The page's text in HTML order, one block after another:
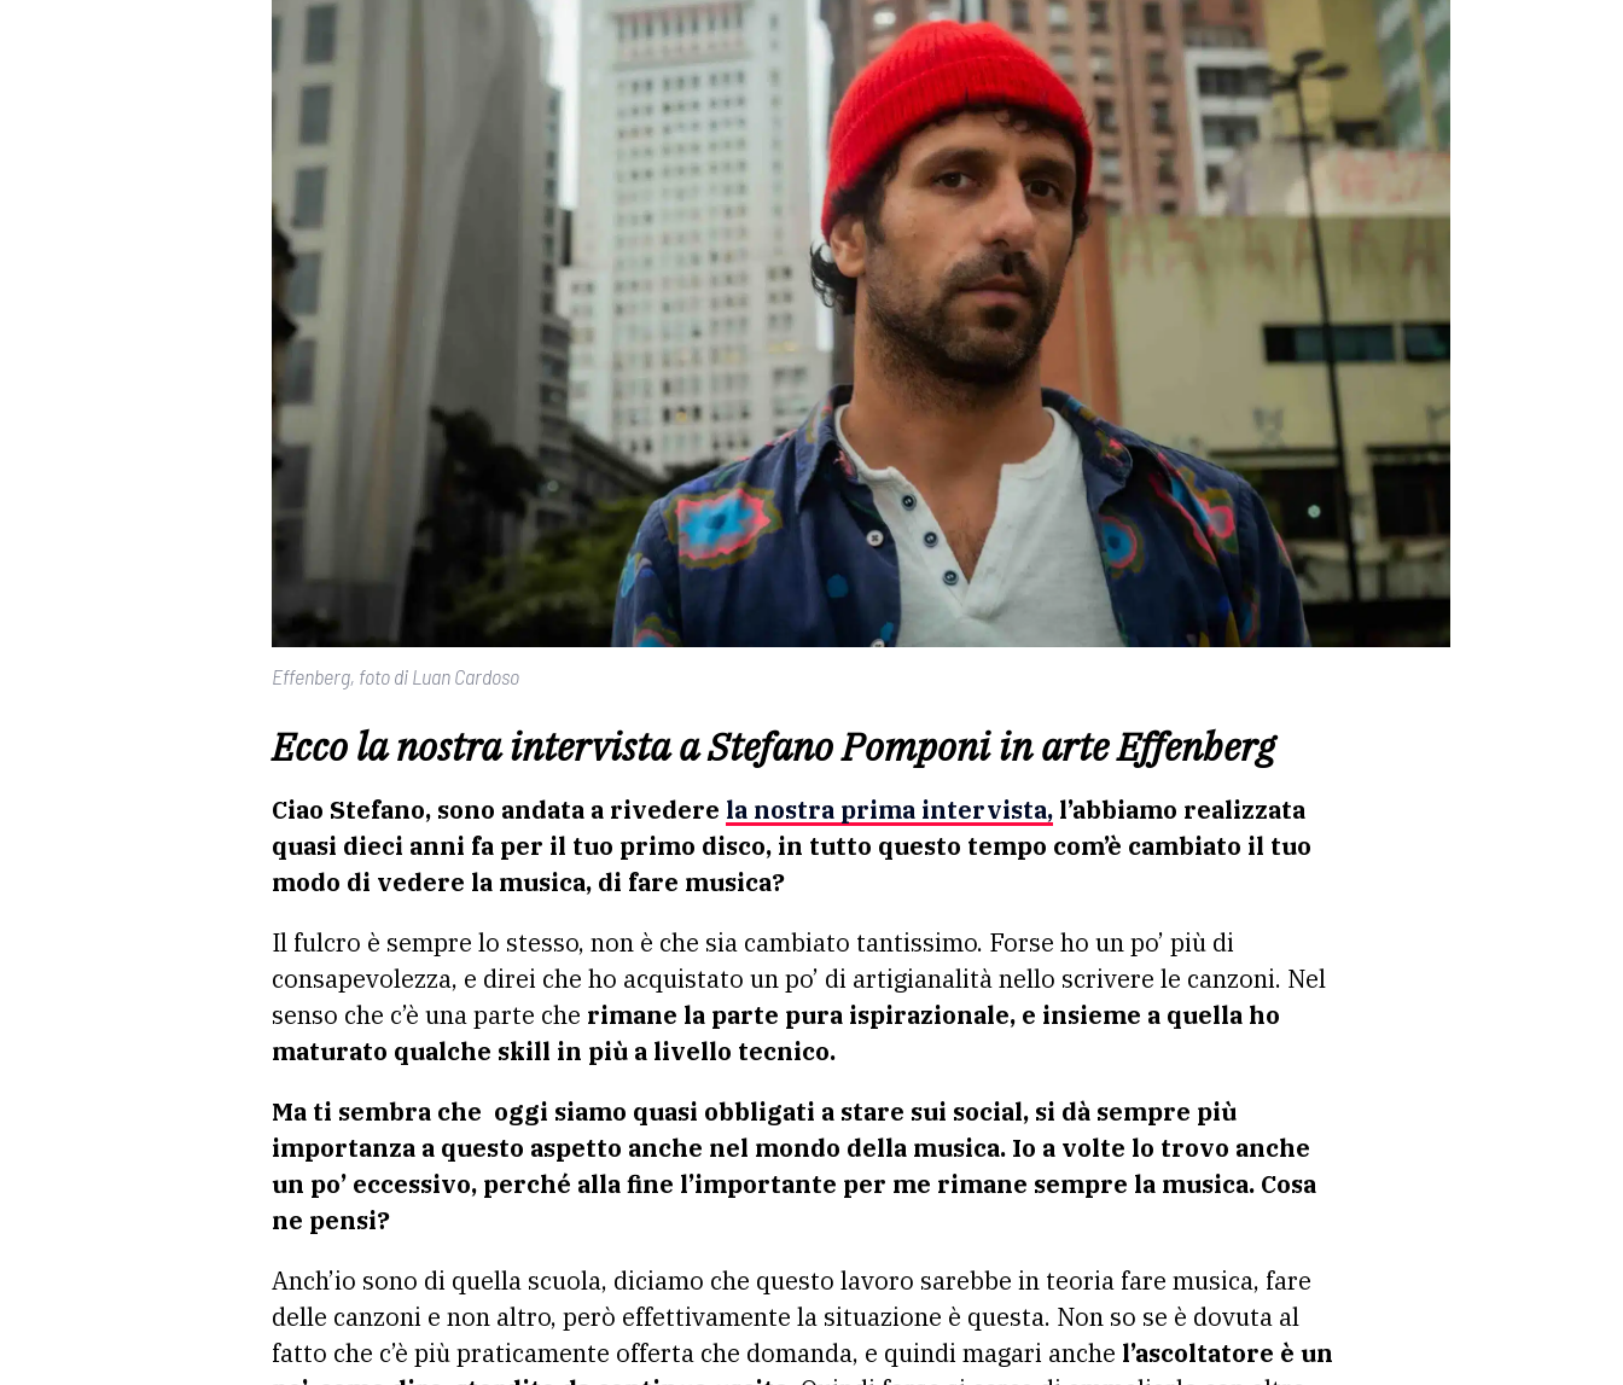
Effenberg, foto di Luan Cardoso
Ecco la nostra intervista a Stefano Pomponi in arte Effenberg
Ciao Stefano, sono andata a rivedere la nostra prima intervista, l’abbiamo realizzata
quasi dieci anni fa per il tuo primo disco, in tutto questo tempo com’è cambiato il tuo
modo di vedere la musica, di fare musica?
Il fulcro è sempre lo stesso, non è che sia cambiato tantissimo. Forse ho un po’ più di
consapevolezza, e direi che ho acquistato un po’ di artigianalità nello scrivere le canzoni. Nel
senso che c’è una parte che rimane la parte pura ispirazionale, e insieme a quella ho
maturato qualche skill in più a livello tecnico.
Ma ti sembra che oggi siamo quasi obbligati a stare sui social, si dà sempre più
importanza a questo aspetto anche nel mondo della musica. Io a volte lo trovo anche
un po’ eccessivo, perché alla fine l’importante per me rimane sempre la musica. Cosa
ne pensi?
Anch’io sono di quella scuola, diciamo che questo lavoro sarebbe in teoria fare musica, fare
delle canzoni e non altro, però effettivamente la situazione è questa. Non so se è dovuta al
fatto che c’è più praticamente offerta che domanda, e quindi magari anche l’ascoltatore è un